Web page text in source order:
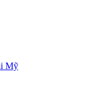
Mỹ